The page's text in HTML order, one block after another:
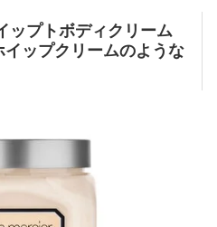
プトボディクリーム
ップクリームのような